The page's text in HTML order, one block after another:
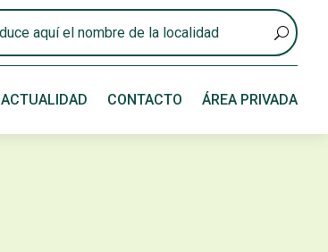
ACTUALIDAD CONTACTO ÁREA PRIVADA